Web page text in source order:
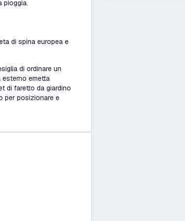
pioggia.
di spina europea e
di ordinare un
esterno emetta
di faretto da giardino
per posizionare e